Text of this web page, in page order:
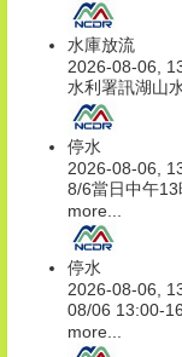
水庫放流
2026-08-06,
水利署訊湖山
停水
2026-08-06,
8/6當日中午
more...
停水
2026-08-06,
08/06 13:00-
more...